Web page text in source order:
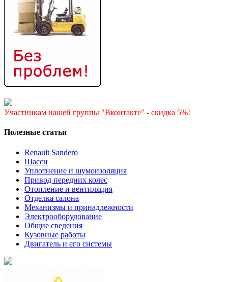
Участникам нашей группы "Вконтакте" - скидка 5%!
Полезные статьи
Renault Sandero
Шасси
Уплотнение и шумоизоляция
Привод передних колес
Отопление и вентиляция
Отделка салона
Механизмы и принадлежности
Электрооборудование
Общие сведения
Кузовные работы
Двигатель и его системы